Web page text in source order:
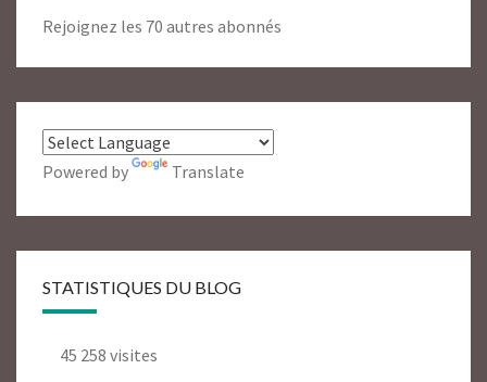
Rejoignez les 70 autres abonnés
Powered by Translate
STATISTIQUES DU BLOG
45 258 visites